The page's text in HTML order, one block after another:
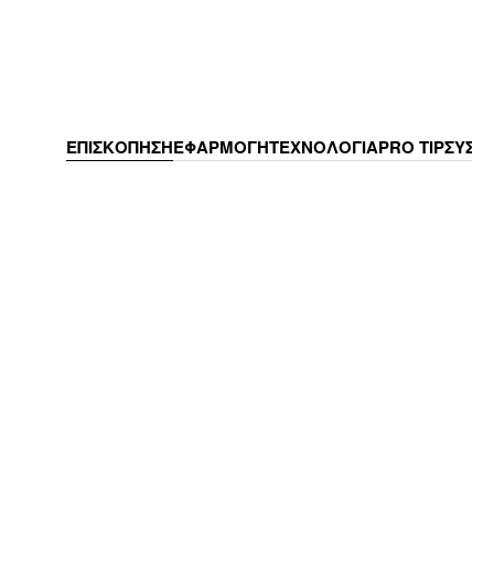
ΕΠΙΣΚΟΠΗΣΗΕΦΑΡΜΟΓΗΤΕΧΝΟΛΟΓΙΑPRO TIP